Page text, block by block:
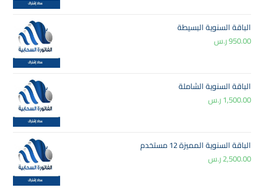
الباقة السنوية البسيطة
950.00ر.س
الباقة السنوية الشاملة
1,500.00ر.س
الباقة السنوية المميزة 12 مستخدم
2,500.00ر.س